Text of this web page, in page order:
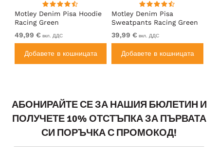
Motley Denim Pisa Hoodie
Racing Green
49,99 € вкл. ДДС
Добавете в кошницата
Motley Denim Pisa
Sweatpants Racing Green
39,99 € вкл. ДДС
Добавете в кошницата
АБОНИРАЙТЕ СЕ ЗА НАШИЯ БЮЛЕТИН И
ПОЛУЧЕТЕ 10% ОТСТЪПКА ЗА ПЪРВАТА
СИ ПОРЪЧКА С ПРОМОКОД!